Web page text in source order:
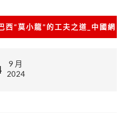
西“莫小龍”的工夫之道_中國網
9 月
2024